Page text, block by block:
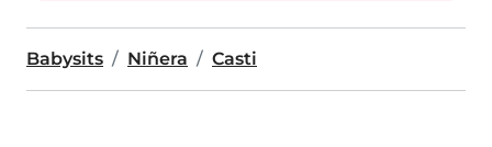
Babysits Niñera Casti